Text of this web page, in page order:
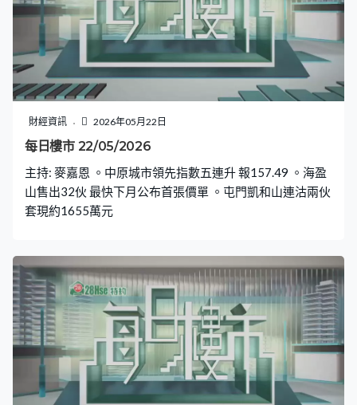
財經資訊 2026年05月22日
每日樓市 22/05/2026
主持: 麥嘉恩 。中原城市領先指數五連升 報157.49 。海盈
山售出32伙 最快下月公布首張價單 。屯門凱和山連沽兩伙
套現約1655萬元